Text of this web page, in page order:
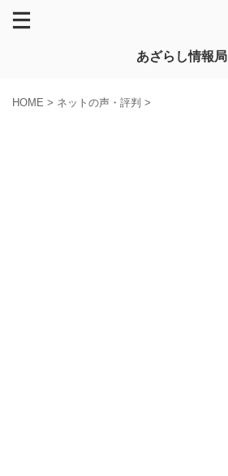
あざらし情報局
HOME > ネットの声・評判 >